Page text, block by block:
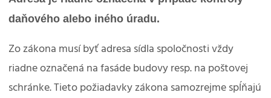
daňového alebo iného úradu.
Zo zákona musí byť adresa sídla spoločnosti vždy
riadne označená na fasáde budovy resp. na poštovej
schránke. Tieto požiadavky zákona samozrejme spĺňajú